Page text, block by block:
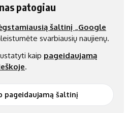
patogiau
šaltinį „Google
svarbiausių naujienų.
kaip pageidaujamą
.
pageidaujamą šaltinį